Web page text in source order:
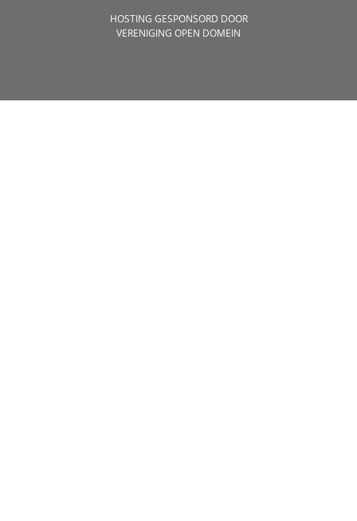
HOSTING GESPONSORD DOOR
VERENIGING OPEN DOMEIN